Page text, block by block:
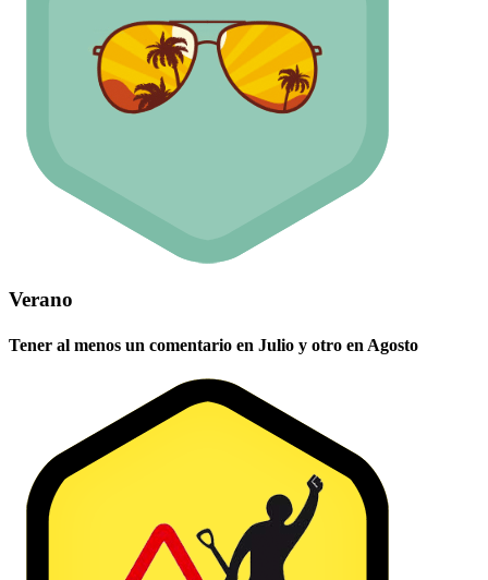
Verano
Tener al menos un comentario en Julio y otro en Agosto